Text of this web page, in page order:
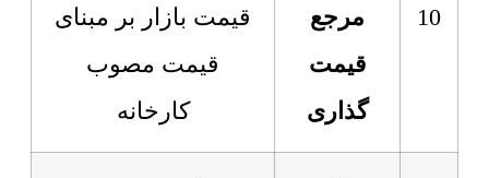
10
مرجع
قیمت
گذاری
قیمت بازار بر مبنای
قیمت مصوب
کارخانه